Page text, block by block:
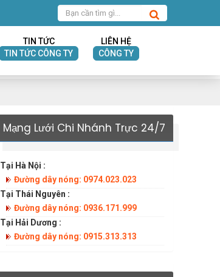
TIN TỨC
TIN TỨC CÔNG TY
LIÊN HỆ
CÔNG TY
Mạng Lưới Chi Nhánh Trực 24/7
Tại Hà Nội :
Đường dây nóng: 0974.023.023
Tại Thái Nguyên :
Đường dây nóng: 0936.171.999
Tại Hải Dương :
Đường dây nóng: 0915.313.313